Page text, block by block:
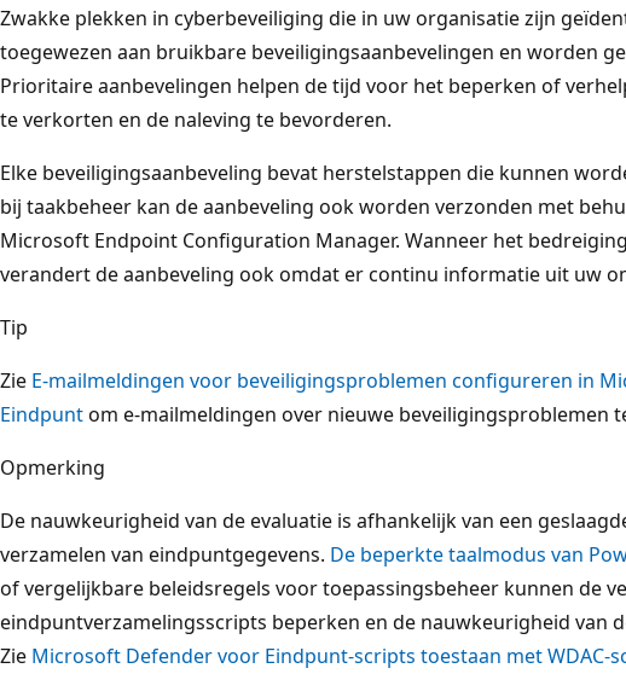
Zwakke plekken in cyberbeveiliging die in uw organisatie zijn
toegewezen aan bruikbare beveiligingsaanbevelingen en worden
Prioritaire aanbevelingen helpen de tijd voor het beperken of
te verkorten en de naleving te bevorderen.
Elke beveiligingsaanbeveling bevat herstelstappen die kunnen
bij taakbeheer kan de aanbeveling ook worden verzonden met
Microsoft Endpoint Configuration Manager. Wanneer het
verandert de aanbeveling ook omdat er continu informatie uit uw
Tip
Zie E-mailmeldingen voor beveiligingsproblemen configureren in
Eindpuntom e-mailmeldingen over nieuwe beveiligingsproblemen
Opmerking
De nauwkeurigheid van de evaluatie is afhankelijk van een
verzamelen van eindpuntgegevens. De beperkte taalmodus van
of vergelijkbare beleidsregels voor toepassingsbeheer kunnen de
eindpuntverzamelingsscripts beperken en de nauwkeurigheid van
Zie Microsoft Defender voor Eindpunt-scripts toestaan met WDAC-